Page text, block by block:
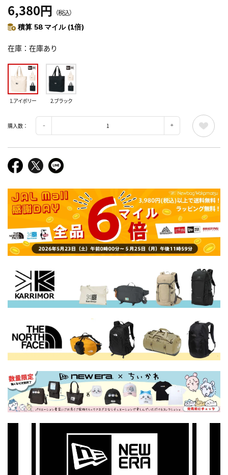
6,380円 （税込）
積算 58 マイル (1倍)
在庫 在庫あり
1.アイボリー 2.ブラック
購入数：